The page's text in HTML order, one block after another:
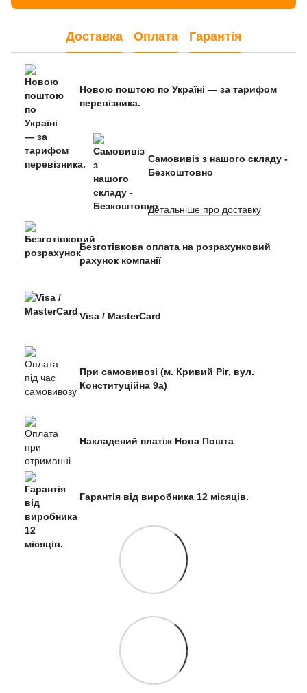
Доставка Оплата Гарантія
Новою поштою по Україні — за тарифом
перевізника.
Самовивіз з нашого складу -
Безкоштовно
Детальніше про доставку
Безготівкова оплата на розрахунковий
рахунок компанії
Visa / MasterCard
При самовивозі (м. Кривий Ріг, вул.
Конституційна 9а)
Накладений платіж Нова Пошта
Гарантія від виробника 12 місяців.